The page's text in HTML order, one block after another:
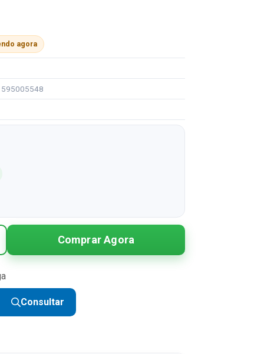
agora
Comprar Agora
Consultar